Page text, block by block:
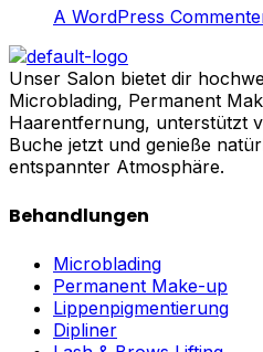
A WordPress
Unser Salon bietet dir
Microblading, Permanent
Haarentfernung, unterstützt
Buche jetzt und genieße
entspannter Atmosphäre.
Behandlungen
Microblading
Permanent Make-up
Lippenpigmentierung
Dipliner